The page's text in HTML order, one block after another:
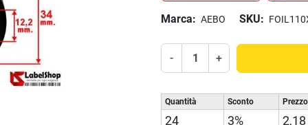
Marca: AEBO SKU:
- +
Quantità Sconto
24 3%